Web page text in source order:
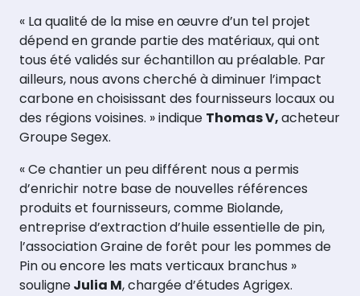
« La qualité de la mise en œuvre d’un tel projet
dépend en grande partie des matériaux, qui ont
tous été validés sur échantillon au préalable. Par
ailleurs, nous avons cherché à diminuer l’impact
carbone en choisissant des fournisseurs locaux ou
des régions voisines. » indique Thomas V,acheteur
Groupe Segex.
« Ce chantier un peu différent nous a permis
d’enrichir notre base de nouvelles références
produits et fournisseurs, comme Biolande,
entreprise d’extraction d’huile essentielle de pin,
l’association Graine de forêt pour les pommes de
Pin ou encore les mats verticaux branchus »
souligneJulia M, chargée d’études Agrigex.